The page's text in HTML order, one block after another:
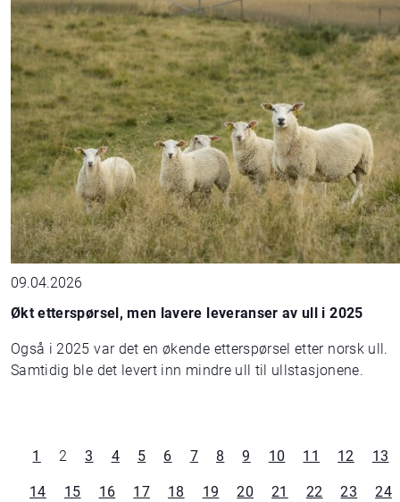
09.04.2026
Økt etterspørsel, men lavere leveranser av ull i 2025
Også i 2025 var det en økende etterspørsel etter norsk ull.
Samtidig ble det levert inn mindre ull til ullstasjonene.
1 2 3 4 5 6 7 8 9 10 11 12 13
14 15 16 17 18 19 20 21 22 23 24